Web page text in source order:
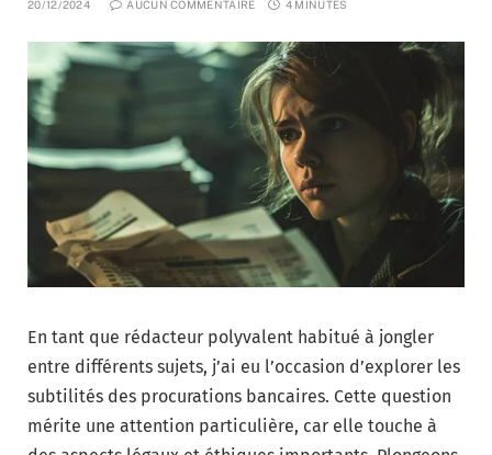
20/12/2024 AUCUN COMMENTAIRE 4 MINUTES
En tant que rédacteur polyvalent habitué à jongler
entre différents sujets, j’ai eu l’occasion d’explorer les
subtilités des procurations bancaires. Cette question
mérite une attention particulière, car elle touche à